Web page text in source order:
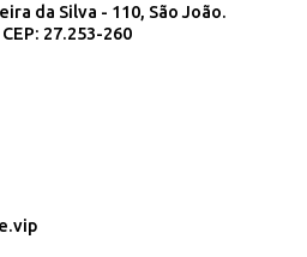
da Silva - 110, São João.
27.253-260